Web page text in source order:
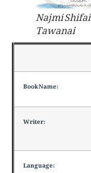
Najmi Shifai
Tawanai
Book Name:
Writer:
Language: